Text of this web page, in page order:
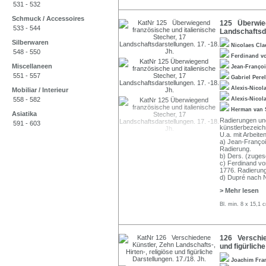
531 - 532
Schmuck / Accessoires
533 - 544
Silberwaren
548 - 550
Miscellaneen
551 - 557
Mobiliar / Interieur
558 - 582
Asiatika
591 - 603
125
Nicolaes
Ferdinand
Jean-
Gabriel
Alexis-
Alexis-
Herman van
Radierungen
U.a. mit
a) Jean-
Radierung.
b) Ders.
c) Ferdinand
1776.
d) Dupré nach
> Mehr lesen
Bl. min. 8 x 15,1
126
und
Joachim